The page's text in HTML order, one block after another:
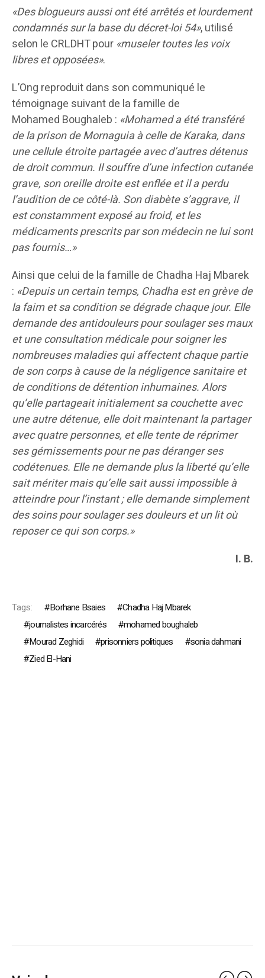
«Des blogueurs aussi ont été arrêtés et lourdement
condamnés sur la base du décret-loi 54», utilisé
selon le CRLDHT pour «museler toutes les voix
libres et opposées».
L’Ong reproduit dans son communiqué le
témoignage suivant de la famille de
Mohamed Boughaleb : «Mohamed a été transféré
de la prison de Mornaguia à celle de Karaka, dans
une cellule étroite partagée avec d’autres détenus
de droit commun. Il souffre d’une infection cutanée
grave, son oreille droite est enflée et il a perdu
l’audition de ce côté-là. Son diabète s’aggrave, il
est constamment exposé au froid, et les
médicaments prescrits par son médecin ne lui sont
pas fournis…»
Ainsi que celui de la famille de Chadha Haj Mbarek
: «Depuis un certain temps, Chadha est en grève de
la faim et sa condition se dégrade chaque jour. Elle
demande des antidouleurs pour soulager ses maux
et une consultation médicale pour soigner les
nombreuses maladies qui affectent chaque partie
de son corps à cause de la négligence sanitaire et
de conditions de détention inhumaines. Alors
qu’elle partageait initialement sa couchette avec
une autre détenue, elle doit maintenant la partager
avec quatre personnes, et elle tente de réprimer
ses gémissements pour ne pas déranger ses
codétenues. Elle ne demande plus la liberté qu’elle
sait mériter mais qu’elle sait aussi impossible à
atteindre pour l’instant ; elle demande simplement
des soins pour soulager ses douleurs et un lit où
reposer ce qui son corps.»
I. B.
Tags: Borhane Bsaies
Chadha Haj Mbarek
journalistes incarcérés
mohamed boughaleb
Mourad Zeghidi
prisonniers politiques
sonia dahmani
Zied El-Hani